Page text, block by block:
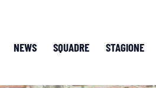
NEWS SQUADRE STAGIONE